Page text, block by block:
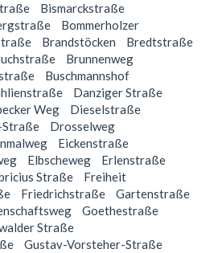
Bismarckstraße
Bommerholzer
Brandstöcken
Bredtstraße
Brunnenweg
Buschmannshof
Danziger Straße
Weg
Dieselstraße
Drosselweg
Eickenstraße
Elbscheweg
Erlenstraße
Straße
Freiheit
Friedrichstraße
Gartenstraße
Goethestraße
Straße
Gustav-Vorsteher-Straße